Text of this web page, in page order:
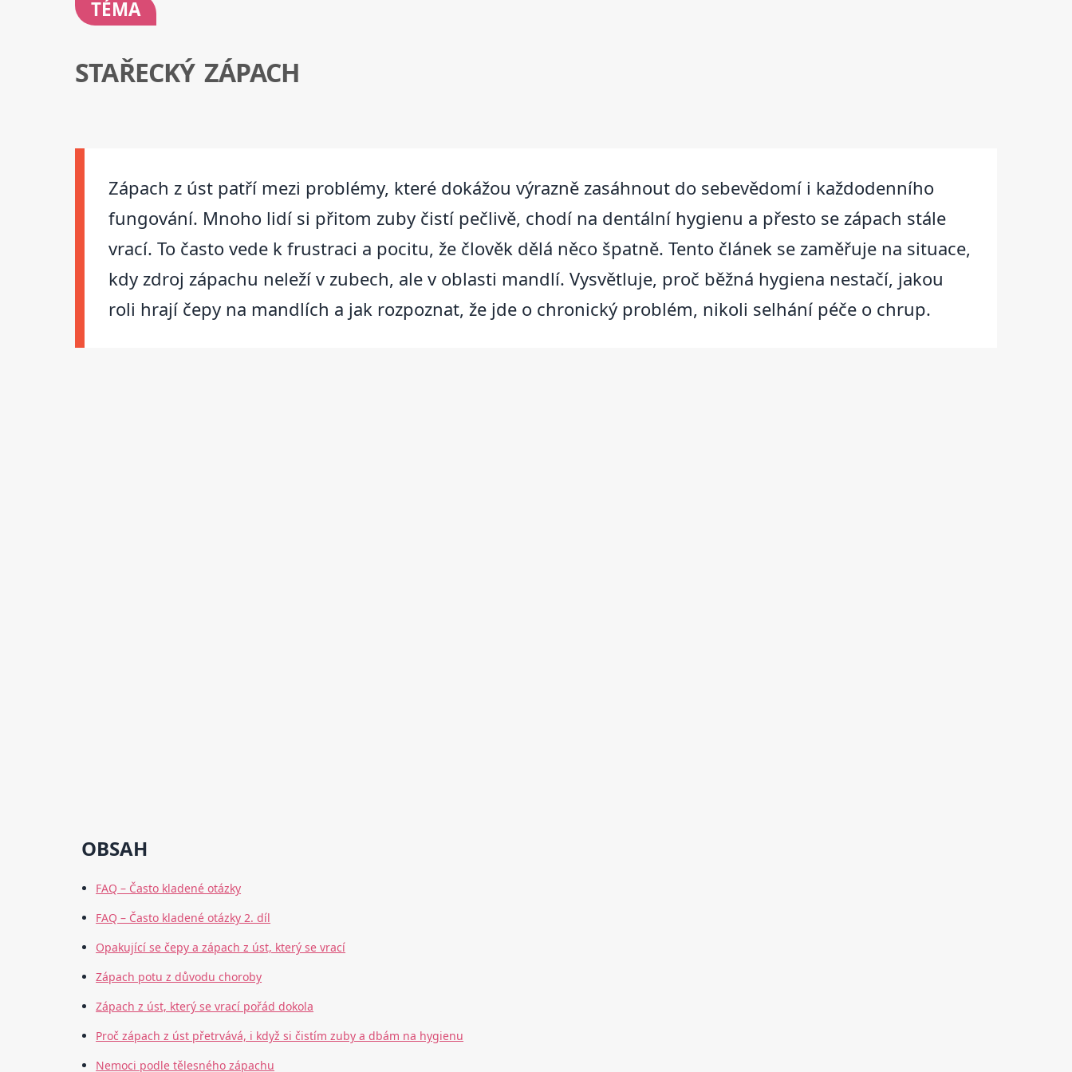
TÉMA
STAŘECKÝ ZÁPACH
Zápach z úst patří mezi problémy, které dokážou výrazně zasáhnout do sebevědomí i každodenního
fungování. Mnoho lidí si přitom zuby čistí pečlivě, chodí na dentální hygienu a přesto se zápach stále
vrací. To často vede k frustraci a pocitu, že člověk dělá něco špatně. Tento článek se zaměřuje na situace,
kdy zdroj zápachu neleží v zubech, ale v oblasti mandlí. Vysvětluje, proč běžná hygiena nestačí, jakou
roli hrají čepy na mandlích a jak rozpoznat, že jde o chronický problém, nikoli selhání péče o chrup.
OBSAH
FAQ – Často kladené otázky
FAQ – Často kladené otázky 2. díl
Opakující se čepy a zápach z úst, který se vrací
Zápach potu z důvodu choroby
Zápach z úst, který se vrací pořád dokola
Proč zápach z úst přetrvává, i když si čistím zuby a dbám na hygienu
Nemoci podle tělesného zápachu